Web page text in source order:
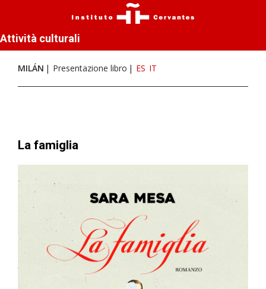
Attività culturali
MILÁN Presentazione libro ES IT
La famiglia